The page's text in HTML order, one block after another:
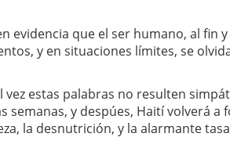
evidencia que el ser humano, al fin
y en situaciones límites, se
estas palabras no resulten
semanas, y despúes, Haití volverá a
la desnutrición, y la alarmante